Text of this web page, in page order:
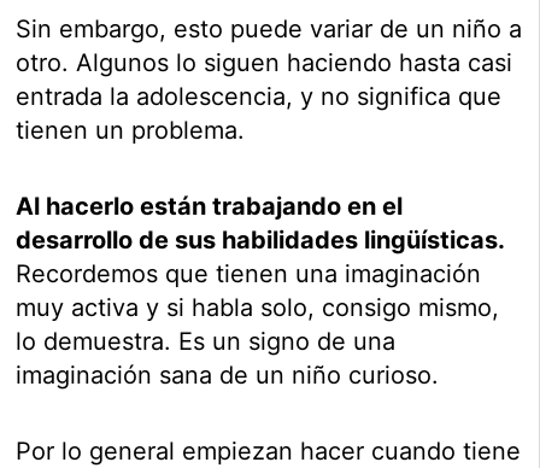
Sin embargo, esto puede variar de un niño a
otro. Algunos lo siguen haciendo hasta casi
entrada la adolescencia, y no significa que
tienen un problema.
Al hacerlo están trabajando en el
desarrollo de sus habilidades lingüísticas.
Recordemos que tienen una imaginación
muy activa y si habla solo, consigo mismo,
lo demuestra. Es un signo de una
imaginación sana de un niño curioso.
Por lo general empiezan hacer cuando tiene